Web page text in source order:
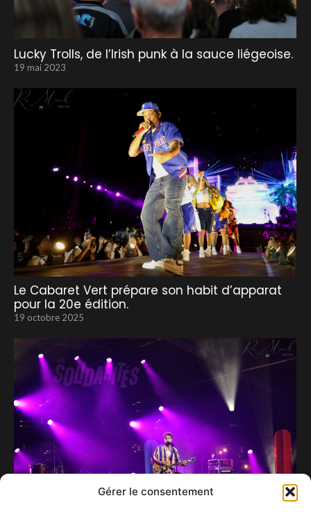
Gérer le consentement
Lucky Trolls, de l’Irish punk à la sauce liégeoise.
19 mai 2023
Le Cabaret Vert prépare son habit d’apparat
pour la 20e édition.
19 octobre 2025